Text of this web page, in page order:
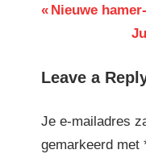
Previous
Nieuwe
Leave a
Je e-mailadres
gemarkeerd met